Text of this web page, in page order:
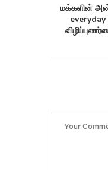
கிட்டத்தட்ட Annom lists
2 மில்லியன் புரதங்களை
பட்டியலிடுகிறது!